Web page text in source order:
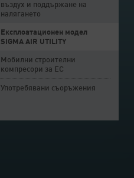
въздух и поддържане на
налягането
Експлоатационен модел
SIGMA AIR UTILITY
Мобилни строителни
компресори за ЕС
Употребявани съоръжения